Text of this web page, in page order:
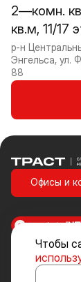
2—комн.
кв.м, 11/17
р-н
Энгельса, ул.
88
Чтобы
Траст |
Офисы и
Стоимость
включенных в
характер и ни
made in